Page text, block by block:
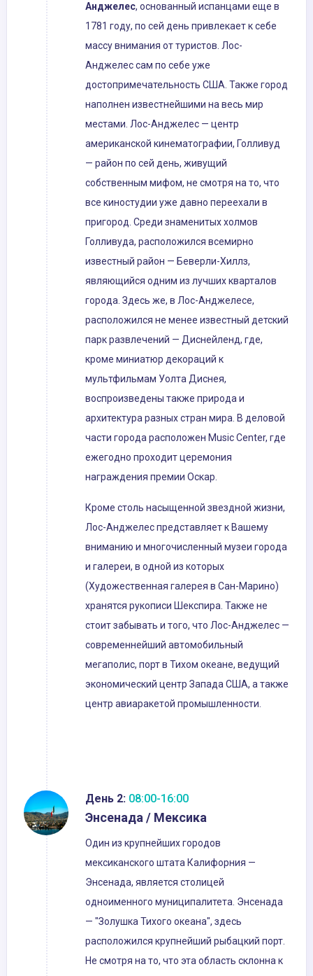
Анджелес, основанный испанцами еще в
1781 году, по сей день привлекает к себе
массу внимания от туристов. Лос-
Анджелес сам по себе уже
достопримечательность США. Также город
наполнен известнейшими на весь мир
местами. Лос-Анджелес — центр
американской кинематографии, Голливуд
— район по сей день, живущий
собственным мифом, не смотря на то, что
все киностудии уже давно переехали в
пригород. Среди знаменитых холмов
Голливуда, расположился всемирно
известный район — Беверли-Хиллз,
являющийся одним из лучших кварталов
города. Здесь же, в Лос-Анджелесе,
расположился не менее известный детский
парк развлечений — Диснейленд, где,
кроме миниатюр декораций к
мультфильмам Уолта Диснея,
воспроизведены также природа и
архитектура разных стран мира. В деловой
части города расположен Music Center, где
ежегодно проходит церемония
награждения премии Оскар.
Кроме столь насыщенной звездной жизни,
Лос-Анджелес представляет к Вашему
вниманию и многочисленный музеи города
и галереи, в одной из которых
(Художественная галерея в Сан-Марино)
хранятся рукописи Шекспира. Также не
стоит забывать и того, что Лос-Анджелес —
современнейший автомобильный
мегаполис, порт в Тихом океане, ведущий
экономический центр Запада США, а также
центр авиаракетой промышленности.
День 2: 08:00-16:00
Энсенада / Мексика
Один из крупнейших городов
мексиканского штата Калифорния —
Энсенада, является столицей
одноименного муниципалитета. Энсенада
— "Золушка Тихого океана", здесь
расположился крупнейший рыбацкий порт.
Не смотря на то, что эта область склонна к